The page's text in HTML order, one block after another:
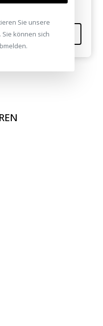
Sie unsere
. Sie können sich